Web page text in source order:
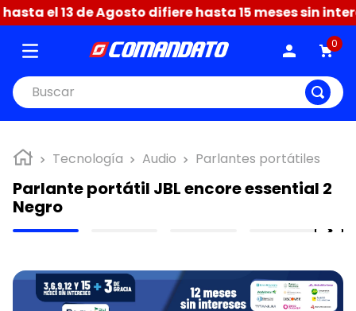
el 13 de Agosto difiere hasta 15 meses sin
0
Buscar
Tecnología Audio Parlantes portátiles
Parlante portátil JBL encore essential 2
Negro